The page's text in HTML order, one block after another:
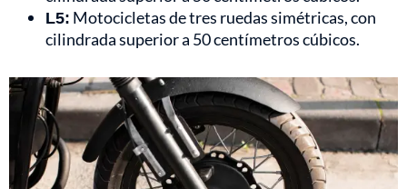
L5: Motocicletas de tres ruedas simétricas, con
cilindrada superior a 50 centímetros cúbicos.